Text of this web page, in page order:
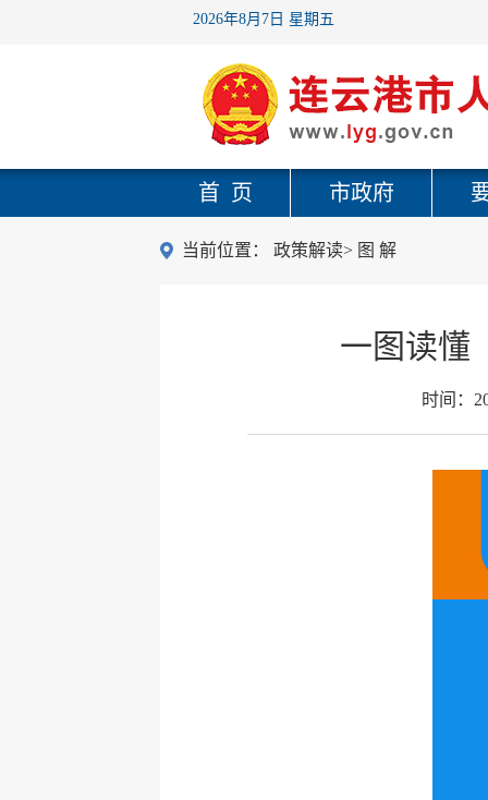
2026年8月7日 星期五
首 页 市政府
当前位置： 政策解读> 图 解
一图读懂
时间：